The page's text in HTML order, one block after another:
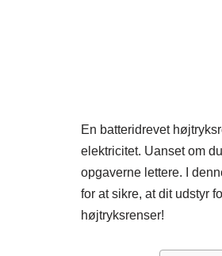
En batteridrevet
elektricitet. Uanset om
opgaverne lettere. I
for at sikre, at dit udstyr
højtryksrenser!